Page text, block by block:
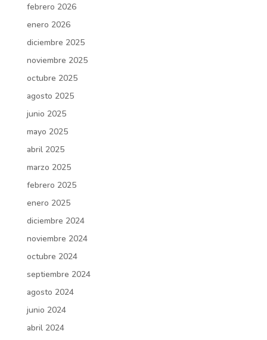
febrero 2026
enero 2026
diciembre 2025
noviembre 2025
octubre 2025
agosto 2025
junio 2025
mayo 2025
abril 2025
marzo 2025
febrero 2025
enero 2025
diciembre 2024
noviembre 2024
octubre 2024
septiembre 2024
agosto 2024
junio 2024
abril 2024